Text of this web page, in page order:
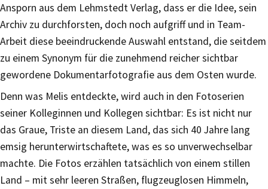
Ansporn aus dem Lehmstedt Verlag, dass er die Idee, sein
Archiv zu durchforsten, doch noch aufgriff und in Team-
Arbeit diese beeindruckende Auswahl entstand, die seitdem
zu einem Synonym für die zunehmend reicher sichtbar
gewordene Dokumentarfotografie aus dem Osten wurde.
Denn was Melis entdeckte, wird auch in den Fotoserien
seiner Kolleginnen und Kollegen sichtbar: Es ist nicht nur
das Graue, Triste an diesem Land, das sich 40 Jahre lang
emsig herunterwirtschaftete, was es so unverwechselbar
machte. Die Fotos erzählen tatsächlich von einem stillen
Land – mit sehr leeren Straßen, flugzeuglosen Himmeln,